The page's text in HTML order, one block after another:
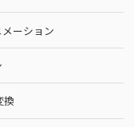
ーション
換